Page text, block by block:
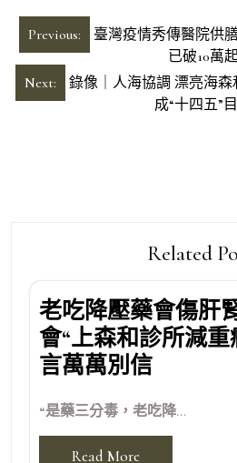
文
章
導
Previous:
臺灣疫情秀傳醫院供
已破10萬
Next:
錄像｜人海協調 漂亮海
成“十四五”
Related
老吃降壓藥會傷肝
會“上森和診所減重
言萬萬別信
“是藥三分毒，老吃降...
Read More